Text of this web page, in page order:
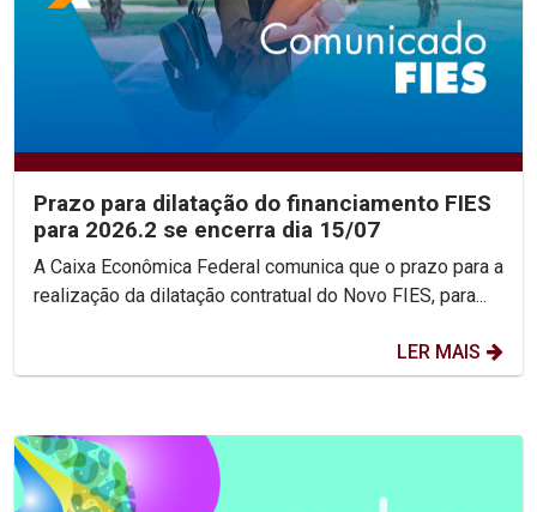
Prazo para dilatação do financiamento FIES
para 2026.2 se encerra dia 15/07
A Caixa Econômica Federal comunica que o prazo para a
realização da dilatação contratual do Novo FIES, para...
LER MAIS